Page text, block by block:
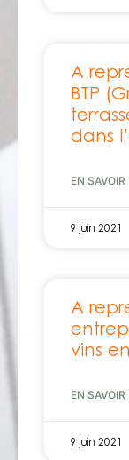
A
BTP
dans
EN SAVOIR
9 juin 2021
A
vins
EN SAVOIR
9 juin 2021